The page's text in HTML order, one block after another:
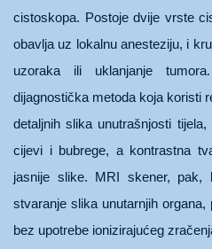
cistoskopa. Postoje dvije vrste
obavlja uz lokalnu anesteziju, i
uzoraka ili uklanjanje
dijagnostička metoda koja koristi
detaljnih slika unutrašnjosti
cijevi i bubrege, a kontrastna
jasnije slike. MRI skener, pak,
stvaranje slika unutarnjih
bez upotrebe ionizirajućeg